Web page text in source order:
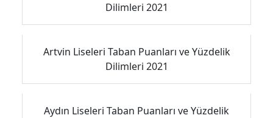
Dilimleri 2021
Artvin Liseleri Taban Puanları ve Yüzdelik
Dilimleri 2021
Aydın Liseleri Taban Puanları ve Yüzdelik